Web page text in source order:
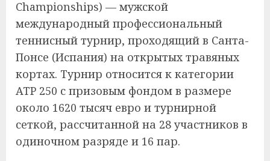
Championships) — мужской
международный профессиональный
теннисный турнир, проходящий в Санта-
Понсе (Испания) на открытых травяных
кортах. Турнир относится к категории
ATP 250 с призовым фондом в размере
около 1620 тысяч евро и турнирной
сеткой, рассчитанной на 28 участников в
одиночном разряде и 16 пар.